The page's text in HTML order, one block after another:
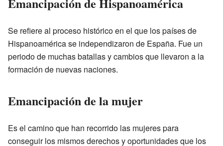
Se refiere al proceso histórico en el que los países de
Hispanoamérica se independizaron de España. Fue un
periodo de muchas batallas y cambios que llevaron a la
formación de nuevas naciones.
Emancipación de la mujer
Es el camino que han recorrido las mujeres para
conseguir los mismos derechos y oportunidades que los